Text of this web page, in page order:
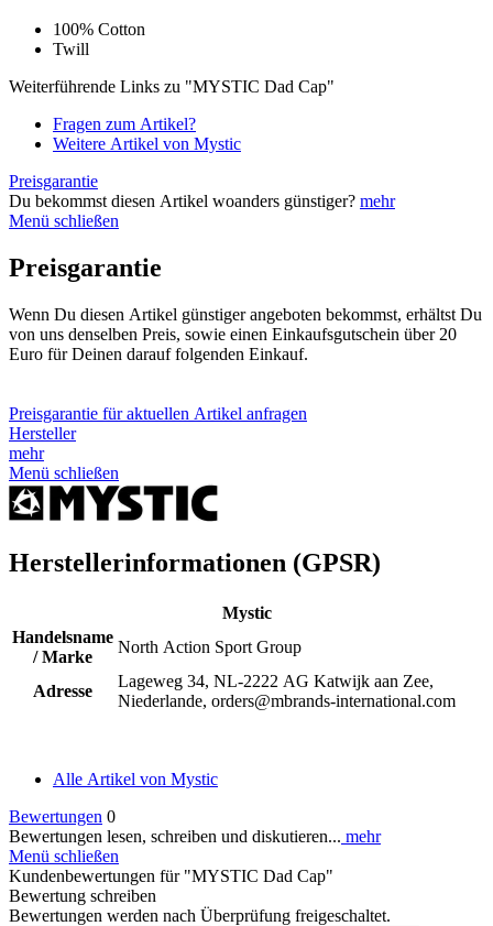
100% Cotton
Twill
Weiterführende Links zu "MYSTIC Dad Cap"
Fragen zum Artikel?
Weitere Artikel von Mystic
Preisgarantie
Du bekommst diesen Artikel woanders günstiger? mehr
Menü schließen
Preisgarantie
Wenn Du diesen Artikel günstiger angeboten bekommst, erhältst Du
von uns denselben Preis, sowie einen Einkaufsgutschein über 20
Euro für Deinen darauf folgenden Einkauf.
Preisgarantie für aktuellen Artikel anfragen
Hersteller
mehr
Menü schließen
Herstellerinformationen (GPSR)
Mystic
Handelsname
/ Marke
North Action Sport Group
Adresse
Lageweg 34, NL-2222 AG Katwijk aan Zee,
Niederlande, orders@mbrands-international.com
Alle Artikel von Mystic
Bewertungen 0
Bewertungen lesen, schreiben und diskutieren... mehr
Menü schließen
Kundenbewertungen für "MYSTIC Dad Cap"
Bewertung schreiben
Bewertungen werden nach Überprüfung freigeschaltet.